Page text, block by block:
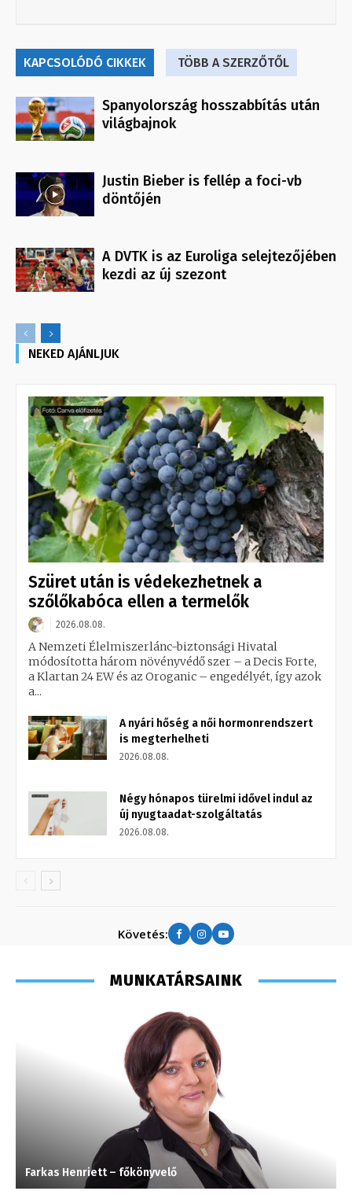
KAPCSOLÓDÓ CIKKEK TÖBB A SZERZŐTŐL
Spanyolország hosszabbítás után
világbajnok
Justin Bieber is fellép a foci-vb
döntőjén
A DVTK is az Euroliga selejtezőjében
kezdi az új szezont
NEKED AJÁNLJUK
Szüret után is védekezhetnek a
szőlőkabóca ellen a termelők
2026.08.08.
A Nemzeti Élelmiszerlánc-biztonsági Hivatal
módosította három növényvédő szer – a Decis Forte,
a Klartan 24 EW és az Oroganic – engedélyét, így azok
a...
A nyári hőség a női hormonrendszert
is megterhelheti
2026.08.08.
Négy hónapos türelmi idővel indul az
új nyugtaadat-szolgáltatás
2026.08.08.
Követés:
MUNKATÁRSAINK
Farkas Henriett – főkönyvelő